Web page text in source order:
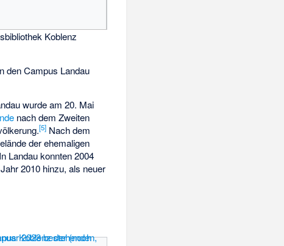
Koblenz
den Campus Landau
wurde am 20. Mai
nach dem Zweiten
[5] Nach dem
der ehemaligen
Landau konnten 2004
2010 hinzu, als neuer